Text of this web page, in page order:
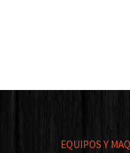
EQUIPOS Y